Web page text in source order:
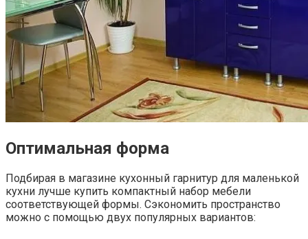
Оптимальная форма
Подбирая в магазине кухонный гарнитур для маленькой
кухни лучше купить компактный набор мебели
соответствующей формы. Сэкономить пространство
можно с помощью двух популярных вариантов: